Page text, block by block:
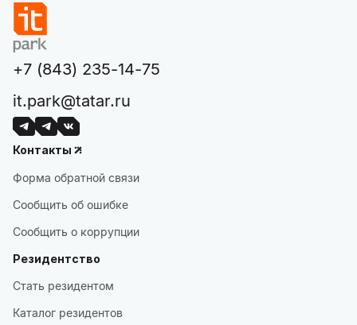
+7 (843) 235-14-75
it.park@tatar.ru
Контакты
Форма обратной связи
Сообщить об ошибке
Сообщить о коррупции
Резидентство
Стать резидентом
Каталог резидентов